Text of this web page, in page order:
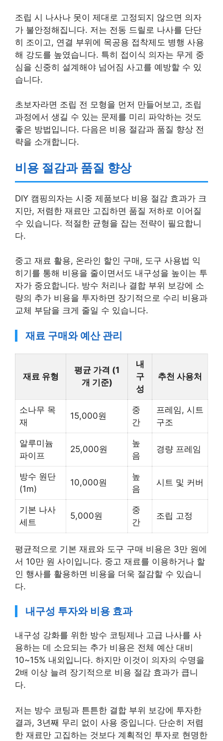
조립 시 나사나 못이 제대로 고정되지 않으면 의자
가 불안정해집니다. 저는 전동 드릴로 나사를 단단
히 조이고, 연결 부위에 목공용 접착제도 병행 사용
해 강도를 높였습니다. 특히 접이식 의자는 무게 중
심을 신중히 설계해야 넘어짐 사고를 예방할 수 있
습니다.
초보자라면 조립 전 모형을 먼저 만들어보고, 조립
과정에서 생길 수 있는 문제를 미리 파악하는 것도
좋은 방법입니다. 다음은 비용 절감과 품질 향상 전
략을 소개합니다.
비용 절감과 품질 향상
DIY 캠핑의자는 시중 제품보다 비용 절감 효과가 크
지만, 저렴한 재료만 고집하면 품질 저하로 이어질
수 있습니다. 적절한 균형을 잡는 전략이 필요합니
다.
중고 재료 활용, 온라인 할인 구매, 도구 사용법 익
히기를 통해 비용을 줄이면서도 내구성을 높이는 투
자가 중요합니다. 방수 처리나 결합 부위 보강에 소
량의 추가 비용을 투자하면 장기적으로 수리 비용과
교체 부담을 크게 줄일 수 있습니다.
재료 구매와 예산 관리
재료 유형
평균 가격 (1
개 기준)
내
구
성
추천 사용처
소나무 목
재
15,000원
중
간
프레임, 시트
구조
알루미늄
파이프
25,000원
높
음
경량 프레임
방수 원단
(1m)
10,000원
높
음
시트 및 커버
기본 나사
세트
5,000원
중
간
조립 고정
평균적으로 기본 재료와 도구 구매 비용은 3만 원에
서 10만 원 사이입니다. 중고 재료를 이용하거나 할
인 행사를 활용하면 비용을 더욱 절감할 수 있습니
다.
내구성 투자와 비용 효과
내구성 강화를 위한 방수 코팅제나 고급 나사를 사
용하는 데 소요되는 추가 비용은 전체 예산 대비
10~15% 내외입니다. 하지만 이것이 의자의 수명을
2배 이상 늘려 장기적으로 비용 절감 효과가 큽니
다.
저는 방수 코팅과 튼튼한 결합 부위 보강에 투자한
결과, 3년째 무리 없이 사용 중입니다. 단순히 저렴
한 재료만 고집하는 것보다 계획적인 투자로 현명한